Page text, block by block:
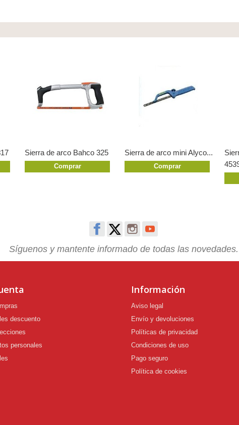
Sierra de arco Bahco 325
Comprar
Sierra de arco mini Alyco...
Comprar
Síguenos y mantente informado de todas las novedades.
descuento
personales
Información
Aviso legal
Envío y devoluciones
Políticas de privacidad
Condiciones de uso
Pago seguro
Política de cookies